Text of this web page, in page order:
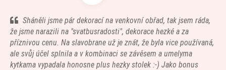
Sháněli jsme pár dekorací na venkovní obřad, tak jsem ráda,
že jsme narazili na "svatbusradosti", dekorace hezké a za
příznivou cenu. Na slavobrane už je znát, že byla vice používaná,
ale svůj účel splnila a v kombinaci se závěsem a umelyma
kytkama vypadala honosne plus hezky stolek :-) Jako bonus